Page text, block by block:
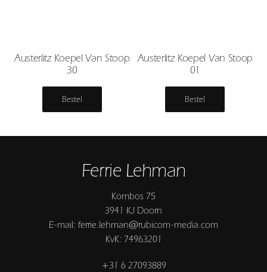
Austerlitz Koepel Van Stoop
30
Bestel
Austerlitz Koepel Van Stoop
01
Bestel
Ferrie Lehman
Kombos 75
3941 KJ Doorn
E-mail: ferrie.lehman@rubicom-media.com
KvK: 74963201
+31 6 27093889